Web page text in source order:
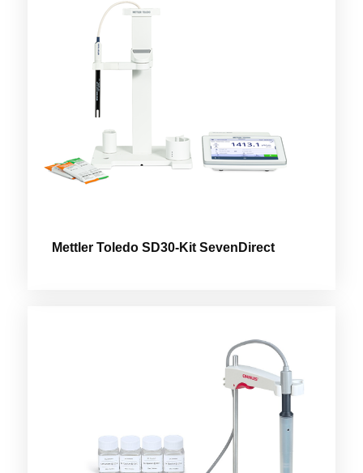
Mettler Toledo SD30-Kit SevenDirect